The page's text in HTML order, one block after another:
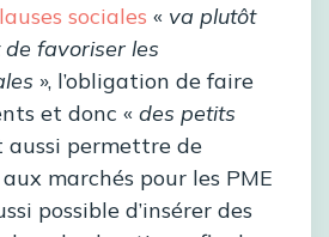
sociales « va plutôt
favoriser les
», l’obligation de faire
et donc « des petits
aussi permettre de
marchés pour les PME
possible d’insérer des